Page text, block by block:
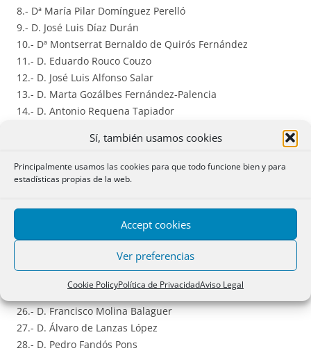
Sí, también usamos cookies
Principalmente usamos las cookies para que todo funcione bien y para
estadísticas propias de la web.
Accept cookies
Ver preferencias
Cookie PolicyPolítica de PrivacidadAviso Legal
8.- Dª María Pilar Domínguez Perelló
9.- D. José Luis Díaz Durán
10.- Dª Montserrat Bernaldo de Quirós Fernández
11.- D. Eduardo Rouco Couzo
12.- D. José Luis Alfonso Salar
13.- D. Marta Gozálbes Fernández-Palencia
14.- D. Antonio Requena Tapiador
16.- Dª Carmen Gorena Puértolas
17.- Dª Carmen Miquel Lasso de la Vega
18.- Dª María Jesús Franco Alonso
20.- D. Antonio Fernández Sevilla
21.- D. Álvaro Esteban Gómez
22.- D. Eduardo Font Roger
23.- Dª Ana María Sabater Mataix
25.- D. Luis M. Benavides Parra
26.- D. Francisco Molina Balaguer
27.- D. Álvaro de Lanzas López
28.- D. Pedro Fandós Pons